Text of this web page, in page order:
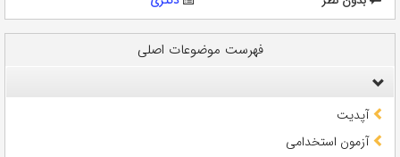
فهرست موضوعات اصلی
آپدیت
آزمون استخدامی